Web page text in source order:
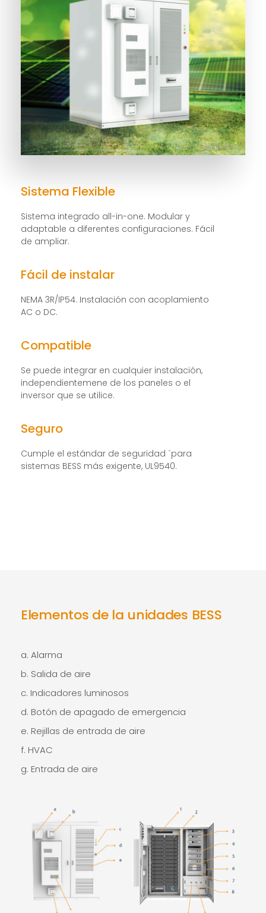
Sistema Flexible
Sistema integrado all-in-one. Modular y
adaptable a diferentes configuraciones. Fácil
de ampliar.
Fácil de instalar
NEMA 3R/IP54. Instalación con acoplamiento
AC o DC.
Compatible
Se puede integrar en cualquier instalación,
independientemene de los paneles o el
inversor que se utilice.
Seguro
Cumple el estándar de seguridad ´para
sistemas BESS más exigente, UL9540.
Elementos de la unidades BESS
a. Alarma
b. Salida de aire
c. Indicadores luminosos
d. Botón de apagado de emergencia
e. Rejillas de entrada de aire
f. HVAC
g. Entrada de aire